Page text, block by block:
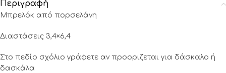
Περιγραφή
Μπρελόκ από πορσελάνη
Διαστάσεις 3,4×6,4
Στο πεδίο σχόλιο γράφετε αν προοριζεται για δάσκαλο ή
δασκάλα